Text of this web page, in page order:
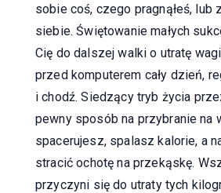
sobie coś, czego pragnąłeś, lub
siebie. Świętowanie małych
Cię do dalszej walki o utratę
przed komputerem cały dzień,
i chodź. Siedzący tryb życia
pewny sposób na przybranie na
spacerujesz, spalasz kalorie, a
stracić ochotę na przekąskę.
przyczyni się do utraty tych